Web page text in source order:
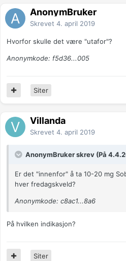
AnonymBruker
Skrevet 4. april 2019
Hvorfor skulle det være "utafor"?
Anonymkode: f5d36...005
Siter
Villanda
Skrevet 4. april 2019
AnonymBruker skrev (På
Er det "innenfor" å ta 10-20 mg
hver fredagskveld?
Anonymkode: c8ac1...8a6
På hvilken indikasjon?
Siter